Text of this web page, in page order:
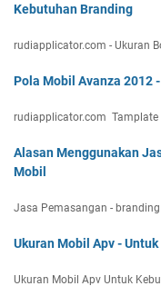
Kebutuhan Branding
rudiapplicator.com - Ukuran
Pola Mobil Avanza 2012
rudiapplicator.com Tamplate
Alasan Menggunakan
Mobil
Jasa Pemasangan -
Ukuran Mobil Apv -
Ukuran Mobil Apv Untuk